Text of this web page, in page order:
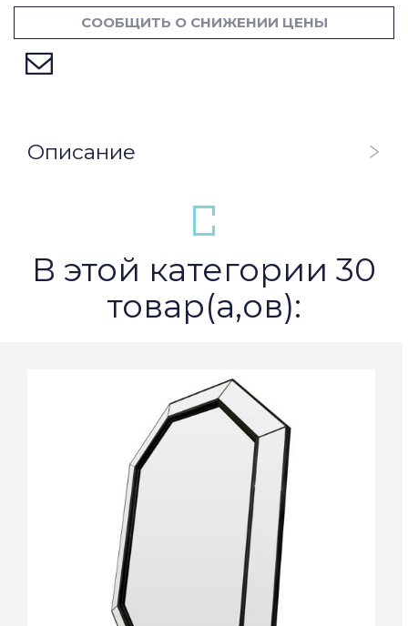
СООБЩИТЬ О СНИЖЕНИИ ЦЕНЫ
Описание
В этой категории 30
товар(а,ов):